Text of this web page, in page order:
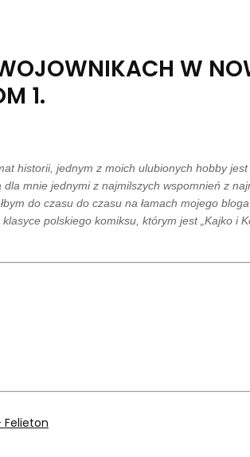
W
1.
historii, jednym z moich ulubionych hobby
mnie jednymi z najmilszych wspomnień z
do czasu do czasu na łamach mojego
polskiego komiksu, którym jest „Kajko i